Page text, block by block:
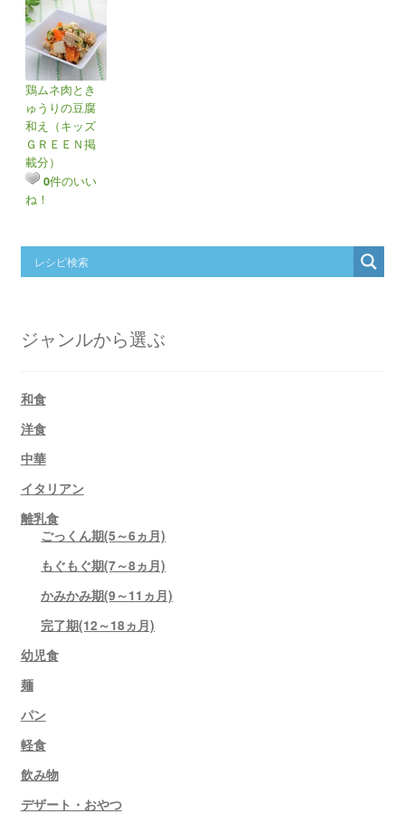
鶏ムネ肉とき
ゅうりの豆腐
和え（キッズ
ＧＲＥＥＮ掲
載分）
0件のいい
ね！
ジャンルから選ぶ
和食
洋食
中華
イタリアン
離乳食
ごっくん期(5～6ヵ月)
もぐもぐ期(7～8ヵ月)
かみかみ期(9～11ヵ月)
完了期(12～18ヵ月)
幼児食
麺
パン
軽食
飲み物
デザート・おやつ